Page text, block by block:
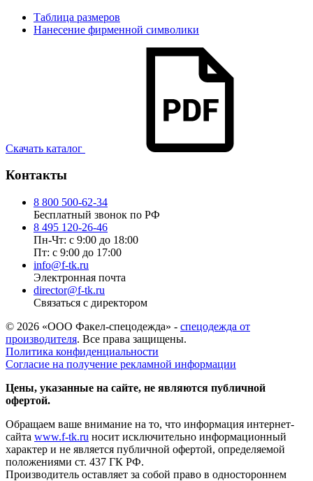
Таблица размеров
Нанесение фирменной символики
Скачать каталог
Контакты
8 800 500-62-34
Бесплатный звонок по РФ
8 495 120-26-46
Пн-Чт: с 9:00 до 18:00
Пт: с 9:00 до 17:00
info@f-tk.ru
Электронная почта
director@f-tk.ru
Связаться с директором
© 2026 «ООО Факел-спецодежда» - спецодежда от
производителя. Все права защищены.
Политика конфиденциальности
Согласие на получение рекламной информации
Цены, указанные на сайте, не являются публичной
офертой.
Обращаем ваше внимание на то, что информация интернет-
сайта www.f-tk.ru носит исключительно информационный
характер и не является публичной офертой, определяемой
положениями ст. 437 ГК РФ.
Производитель оставляет за собой право в одностороннем